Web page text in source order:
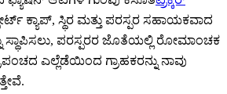
ಕ್ಯಾಪ್, ಸ್ಥಿರ ಮತ್ತು ಪರಸ್ಪರ ಸಹಾಯಕವಾದ
ಸ್ಥಾಪಿಸಲು, ಪರಸ್ಪರರ ಜೊತೆಯಲ್ಲಿ ರೋಮಾಂಚಕ
ಎಲ್ಲೆಡೆಯಿಂದ ಗ್ರಾಹಕರನ್ನು ನಾವು